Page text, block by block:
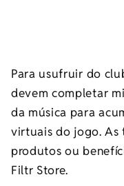
Para usufruir do
devem completar
da música para
virtuais do jogo. As
produtos ou
Filtr Store.